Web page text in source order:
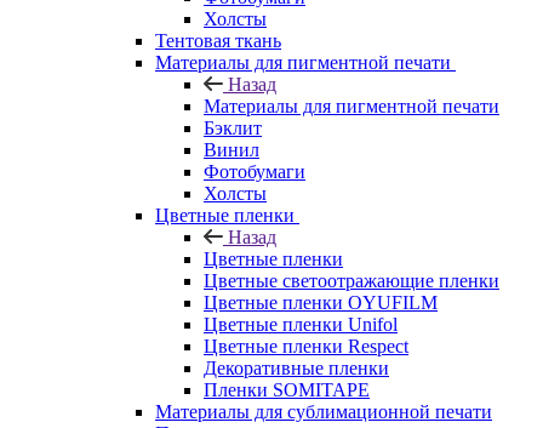
Холсты
Тентовая ткань
Материалы для пигментной печати
Назад
Материалы для пигментной печати
Бэклит
Винил
Фотобумаги
Холсты
Цветные пленки
Назад
Цветные пленки
Цветные светоотражающие пленки
Цветные пленки OYUFILM
Цветные пленки Unifol
Цветные пленки Respect
Декоративные пленки
Пленки SOMITAPE
Материалы для сублимационной печати